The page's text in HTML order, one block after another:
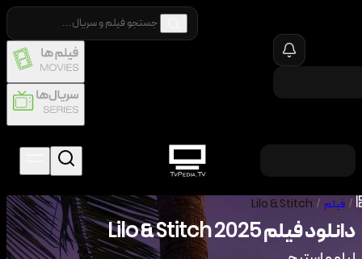
/ فیلم /
Lilo & Stitch
دانلود فیلم2025
Lilo & Stitch